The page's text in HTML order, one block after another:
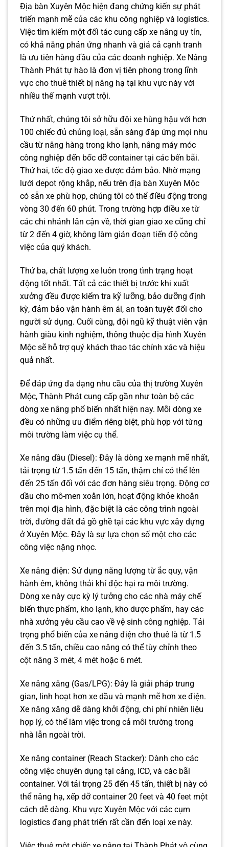
Địa bàn Xuyên Mộc hiện đang chứng kiến sự phát
triển mạnh mẽ của các khu công nghiệp và logistics.
Việc tìm kiếm một đối tác cung cấp xe nâng uy tín,
có khả năng phản ứng nhanh và giá cả cạnh tranh
là ưu tiên hàng đầu của các doanh nghiệp. Xe Nâng
Thành Phát tự hào là đơn vị tiên phong trong lĩnh
vực cho thuê thiết bị nâng hạ tại khu vực này với
nhiều thế mạnh vượt trội.
Thứ nhất, chúng tôi sở hữu đội xe hùng hậu với hơn
100 chiếc đủ chủng loại, sẵn sàng đáp ứng mọi nhu
cầu từ nâng hàng trong kho lạnh, nâng máy móc
công nghiệp đến bốc dỡ container tại các bến bãi.
Thứ hai, tốc độ giao xe được đảm bảo. Nhờ mạng
lưới depot rộng khắp, nếu trên địa bàn Xuyên Mộc
có sẵn xe phù hợp, chúng tôi có thể điều động trong
vòng 30 đến 60 phút. Trong trường hợp điều xe từ
các chi nhánh lân cận về, thời gian giao xe cũng chỉ
từ 2 đến 4 giờ, không làm gián đoạn tiến độ công
việc của quý khách.
Thứ ba, chất lượng xe luôn trong tình trạng hoạt
động tốt nhất. Tất cả các thiết bị trước khi xuất
xưởng đều được kiểm tra kỹ lưỡng, bảo dưỡng định
kỳ, đảm bảo vận hành êm ái, an toàn tuyệt đối cho
người sử dụng. Cuối cùng, đội ngũ kỹ thuật viên vận
hành giàu kinh nghiệm, thông thuộc địa hình Xuyên
Mộc sẽ hỗ trợ quý khách thao tác chính xác và hiệu
quả nhất.
Để đáp ứng đa dạng nhu cầu của thị trường Xuyên
Mộc, Thành Phát cung cấp gần như toàn bộ các
dòng xe nâng phổ biến nhất hiện nay. Mỗi dòng xe
đều có những ưu điểm riêng biệt, phù hợp với từng
môi trường làm việc cụ thể.
Xe nâng dầu (Diesel): Đây là dòng xe mạnh mẽ nhất,
tải trọng từ 1.5 tấn đến 15 tấn, thậm chí có thể lên
đến 25 tấn đối với các đơn hàng siêu trọng. Động cơ
dầu cho mô-men xoắn lớn, hoạt động khỏe khoắn
trên mọi địa hình, đặc biệt là các công trình ngoài
trời, đường đất đá gồ ghề tại các khu vực xây dựng
ở Xuyên Mộc. Đây là sự lựa chọn số một cho các
công việc nặng nhọc.
Xe nâng điện: Sử dụng năng lượng từ ắc quy, vận
hành êm, không thải khí độc hại ra môi trường.
Dòng xe này cực kỳ lý tưởng cho các nhà máy chế
biến thực phẩm, kho lạnh, kho dược phẩm, hay các
nhà xưởng yêu cầu cao về vệ sinh công nghiệp. Tải
trọng phổ biến của xe nâng điện cho thuê là từ 1.5
đến 3.5 tấn, chiều cao nâng có thể tùy chỉnh theo
cột nâng 3 mét, 4 mét hoặc 6 mét.
Xe nâng xăng (Gas/LPG): Đây là giải pháp trung
gian, linh hoạt hơn xe dầu và mạnh mẽ hơn xe điện.
Xe nâng xăng dễ dàng khởi động, chi phí nhiên liệu
hợp lý, có thể làm việc trong cả môi trường trong
nhà lẫn ngoài trời.
Xe nâng container (Reach Stacker): Dành cho các
công việc chuyên dụng tại cảng, ICD, và các bãi
container. Với tải trọng 25 đến 45 tấn, thiết bị này có
thể nâng hạ, xếp dỡ container 20 feet và 40 feet một
cách dễ dàng. Khu vực Xuyên Mộc với các cụm
logistics đang phát triển rất cần đến loại xe này.